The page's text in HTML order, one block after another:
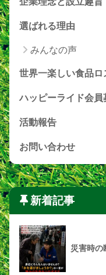
選ばれる理由
みんなの声
世界一楽しい食品ロ
ハッピーライド会員
活動報告
お問い合わせ
新着記事
災害時の